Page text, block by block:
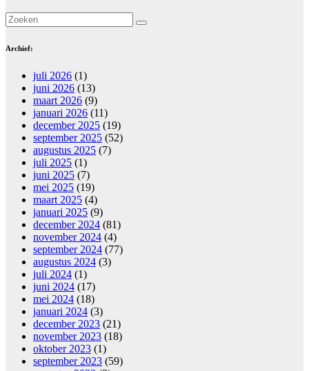
Archief:
juli 2026 (1)
juni 2026 (13)
maart 2026 (9)
januari 2026 (11)
december 2025 (19)
september 2025 (52)
augustus 2025 (7)
juli 2025 (1)
juni 2025 (7)
mei 2025 (19)
maart 2025 (4)
januari 2025 (9)
december 2024 (81)
november 2024 (4)
september 2024 (77)
augustus 2024 (3)
juli 2024 (1)
juni 2024 (17)
mei 2024 (18)
januari 2024 (3)
december 2023 (21)
november 2023 (18)
oktober 2023 (1)
september 2023 (59)